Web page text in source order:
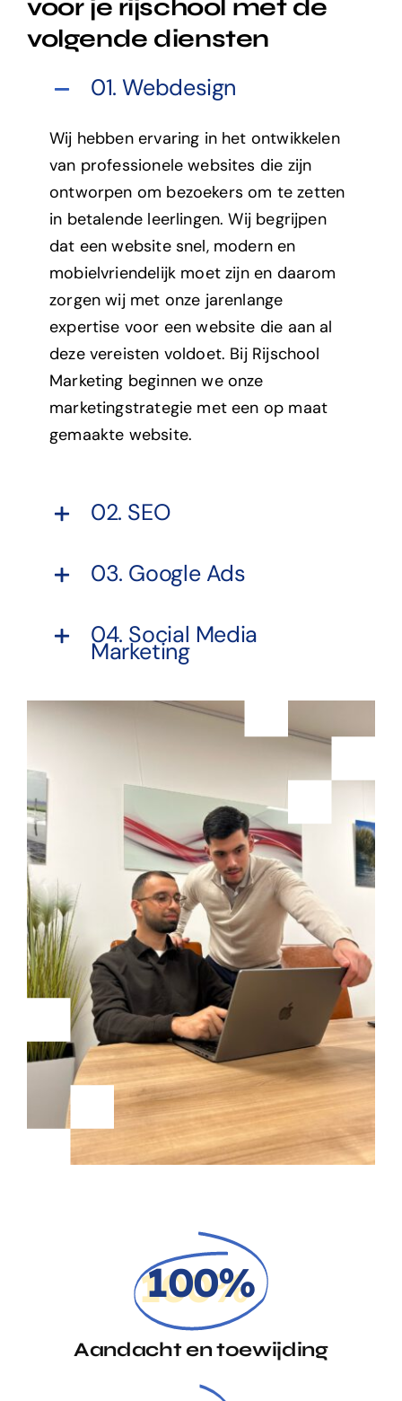
voor je rijschool met de
volgende diensten
01. Webdesign
Wij hebben ervaring in het ontwikkelen
van professionele websites die zijn
ontworpen om bezoekers om te zetten
in betalende leerlingen. Wij begrijpen
dat een website snel, modern en
mobielvriendelijk moet zijn en daarom
zorgen wij met onze jarenlange
expertise voor een website die aan al
deze vereisten voldoet. Bij Rijschool
Marketing beginnen we onze
marketingstrategie met een op maat
gemaakte website.
02. SEO
03. Google Ads
04. Social Media
Marketing
100%
Aandacht en toewijding